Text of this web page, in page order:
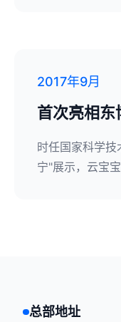
2017年9月
首次亮相东
时任国家科学
宁"展示，云宝
总部地址